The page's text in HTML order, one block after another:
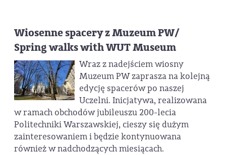
Wiosenne spacery z Muzeum PW/
Spring walks with WUT Museum
Wraz z nadejściem wiosny
Muzeum PW zaprasza na kolejną
edycję spacerów po naszej
Uczelni. Inicjatywa, realizowana
w ramach obchodów jubileuszu 200-lecia
Politechniki Warszawskiej, cieszy się dużym
zainteresowaniem i będzie kontynuowana
również w nadchodzących miesiącach.